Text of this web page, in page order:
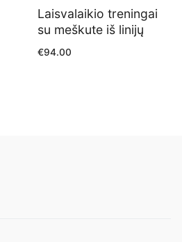
Laisvalaikio treningai
su meškute iš linijų
€94.00